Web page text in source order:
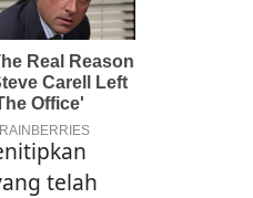
telah